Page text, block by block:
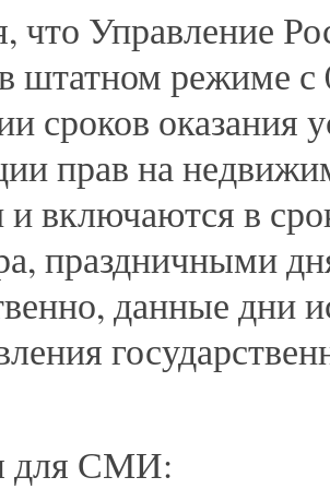
что Управление
штатном режиме
сроков оказания
прав на
включаются в
праздничными
данные дни
для СМИ: